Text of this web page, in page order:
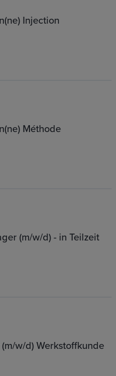
Injection
Méthode
(m/w/d) - in Teilzeit
w/d) Werkstoffkunde